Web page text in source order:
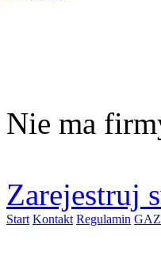
Nie ma
Zarejestruj
Start Kontakt Regulamin